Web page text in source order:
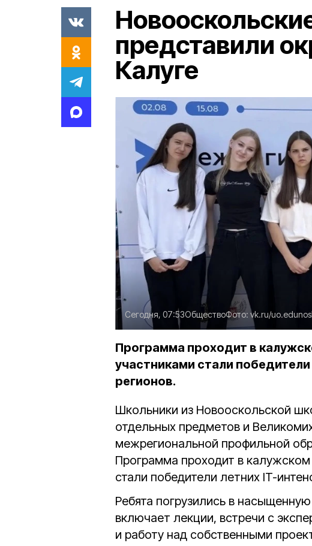
представили
Калуге
Сегодня, 07:53ОбществоФото: vk.ru/
Программа проходит в
участниками стали
регионов.
Школьники из Новооскольской
отдельных предметов и
межрегиональной профильной
Программа проходит в
стали победители летних IT-
Ребята погрузились в
включает лекции, встречи с
и работу над собственными